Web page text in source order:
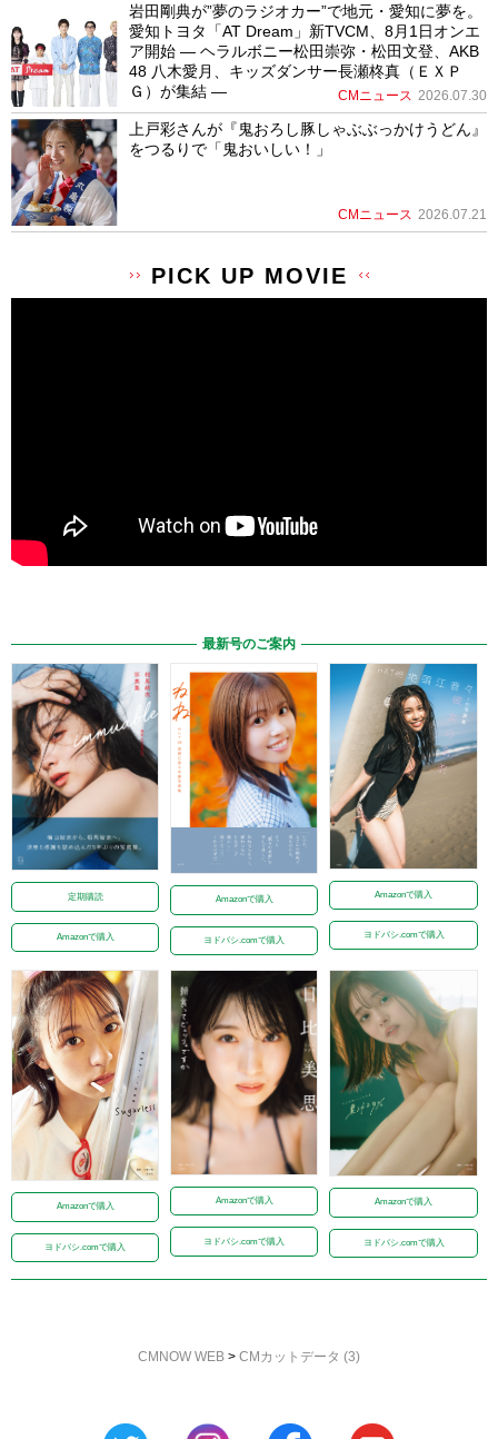
岩田剛典が”夢のラジオカー”で地元・愛知に夢を。
愛知トヨタ「AT Dream」新TVCM、8月1日オンエ
ア開始 ― ヘラルボニー松田崇弥・松田文登、AKB
48 八木愛月、キッズダンサー長瀬柊真（ＥＸＰ
Ｇ）が集結 ―
CMニュース 2026.07.30
上戸彩さんが『鬼おろし豚しゃぶぶっかけうどん』
をつるりで「鬼おいしい！」
CMニュース 2026.07.21
PICK UP MOVIE
最新号のご案内
定期購読
Amazonで購入
Amazonで購入
ヨドバシ.comで購入
Amazonで購入
ヨドバシ.comで購入
Amazonで購入
ヨドバシ.comで購入
Amazonで購入
ヨドバシ.comで購入
Amazonで購入
ヨドバシ.comで購入
CMNOW WEB > CMカットデータ (3)